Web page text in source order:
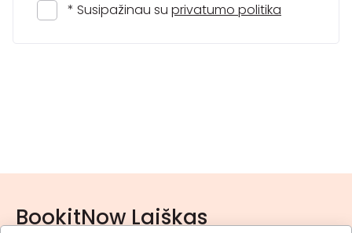
* Susipažinau su privatumo politika
BookitNow Laiškas